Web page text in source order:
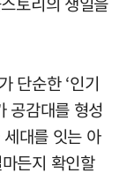
단순한 ‘인기
공감대를 형성
대를 잇는 아
든지 확인할